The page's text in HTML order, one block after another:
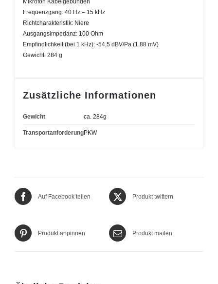
Frequenzgang: 40 Hz – 15 kHz
Richtcharakteristik: Niere
Ausgangsimpedanz: 100 Ohm
Empfindlichkeit (bei 1 kHz): -54,5 dBV/Pa (1,88 mV)
Gewicht: 284 g
Zusätzliche Informationen
Gewicht ca. 284g
TransportanforderungPKW
Auf Facebook teilen Produkt twittern
Produkt anpinnen Produkt mailen